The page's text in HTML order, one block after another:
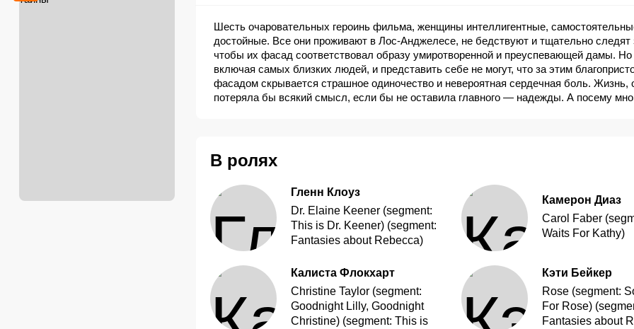
Шесть очаровательных героинь фильма, женщины интеллигентные,
достойные. Все они проживают в Лос-Анджелесе, не бедствуют и тщательно следят
чтобы их фасад соответствовал образу умиротворенной и преуспевающей дамы. Но
включая самых близких людей, и представить себе не могут, что за этим
фасадом скрывается страшное одиночество и невероятная сердечная боль. Жизнь,
потеряла бы всякий смысл, если бы не оставила главного — надежды. А посему
В ролях
Гленн Клоуз
Dr. Elaine Keener (segment:
This is Dr. Keener) (segment:
Fantasies about Rebecca)
Камерон Диаз
Carol Faber
Waits For Kathy)
Калиста Флокхарт
Christine Taylor (segment:
Goodnight Lilly, Goodnight
Christine) (segment: This is
Кэти Бейкер
Rose (segment:
For Rose)
Fantasies about